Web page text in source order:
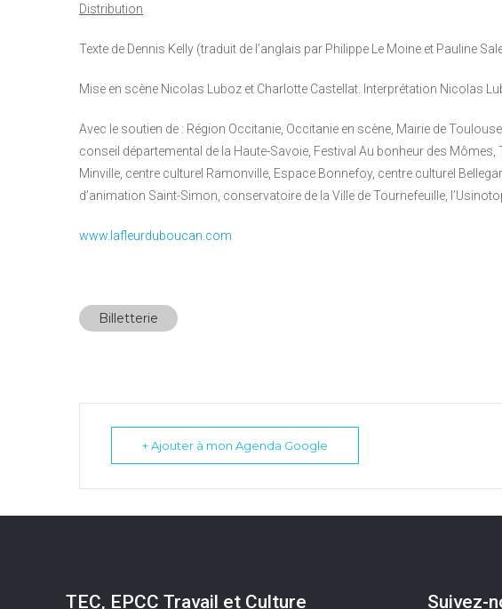
Distribution
Texte de Dennis Kelly (traduit de l’anglais par Philippe Le Moine et Pauline
Mise en scène Nicolas Luboz et Charlotte Castellat. Interprétation Nicolas
Avec le soutien de : Région Occitanie, Occitanie en scène, Mairie de
conseil départemental de la Haute-Savoie, Festival Au bonheur des Mômes,
Minville, centre culturel Ramonville, Espace Bonnefoy, centre culturel
d’animation Saint-Simon, conservatoire de la Ville de Tournefeuille,
www.lafleurduboucan.com
Billetterie
+ Ajouter à mon Agenda Google
TEC, EPCC Travail et Culture Suivez-